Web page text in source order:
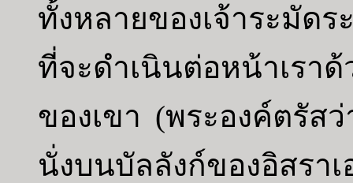
ทั้งหลายของเจ้าระมัดร
ที่จะดำเนินต่อหน้าเรา
ของเขา (พระองค์ตรัส
นั่งบนบัลลังก์ของอิสราเ